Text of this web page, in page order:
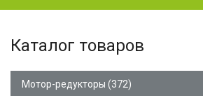
Каталог товаров
Мотор-редукторы (372)